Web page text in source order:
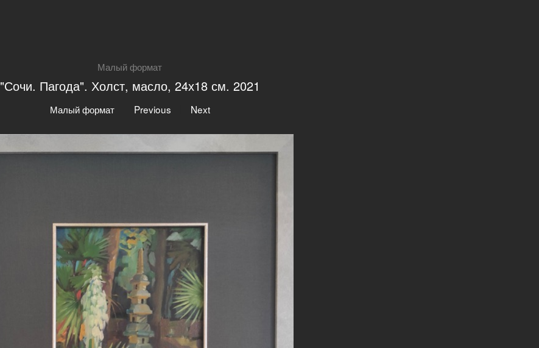
Малый формат
"Сочи. Пагода". Холст, масло, 24х18 см. 2021
Малый формат Previous Next